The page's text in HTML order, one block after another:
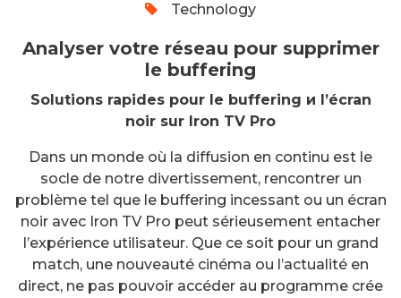
Technology
Analyser votre réseau pour supprimer
le buffering
Solutions rapides pour le buffering и l’écran
noir sur Iron TV Pro
Dans un monde où la diffusion en continu est le
socle de notre divertissement, rencontrer un
problème tel que le buffering incessant ou un écran
noir avec Iron TV Pro peut sérieusement entacher
l’expérience utilisateur. Que ce soit pour un grand
match, une nouveauté cinéma ou l’actualité en
direct, ne pas pouvoir accéder au programme crée